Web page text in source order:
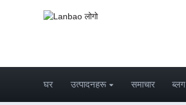
घर उत्पादनहरू समाचार ब्लग